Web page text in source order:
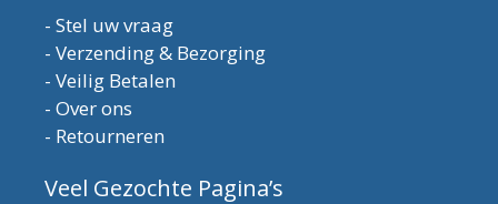
- Stel uw vraag
- Verzending & Bezorging
- Veilig Betalen
- Over ons
- Retourneren
Veel Gezochte Pagina’s